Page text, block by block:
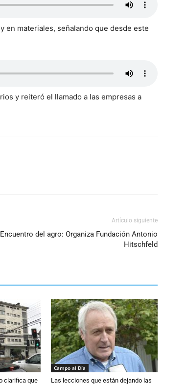
en materiales, señalando que desde este
y reiteró el llamado a las empresas a
Artículo siguiente
Encuentro del agro: Organiza Fundación Antonio
Hitschfeld
clarifica que
Campo al Día
Las lecciones que están dejando las